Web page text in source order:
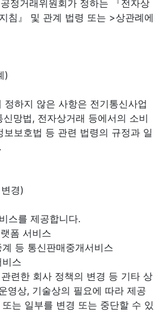
정거래위원회가 정하는 『전자상
침』 및 관계 법령 또는 >상관례에
)
하지 않은 사항은 전기통신사업
망법, 전자상거래 등에서의 소비
보호법 등 관련 법령의 규정과 일
경)
스를 제공합니다.
폼 서비스
등 통신판매중개서비스
스
련한 회사 정책의 변경 등 기타 상
영상, 기술상의 필요에 따라 제공
는 일부를 변경 또는 중단할 수 있